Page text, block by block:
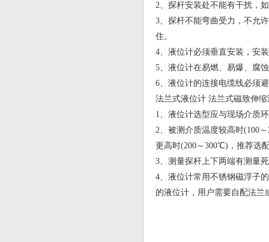
2、探杆安装处不能有干扰，
3、探杆不能弯曲受力，不允
住。
4、液位计必须垂直安装，安
5、液位计在易燃、易爆、腐
6、液位计的连接电缆线必须
法兰式液位计 法兰式磁致伸
1、液位计选型应与现场介质
2、被测介质温度较高时(100
更高时(200～300℃)，推荐选
3、测量探杆上下两端有测量
4、液位计常用不锈钢磁浮子
的液位计，用户需要自配法兰